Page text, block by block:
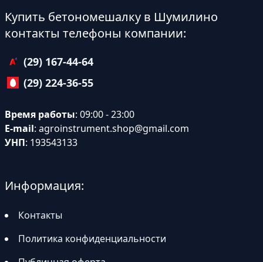
Купить бетономешалку в Шумилино
контакты телефоны компании:
(29) 167-44-64
(29) 224-36-55
Время работы: 09:00 - 23:00
E-mail: agroinstrument.shop@gmail.com
УНП: 193543133
Информация:
Контакты
Политика конфиденциальности